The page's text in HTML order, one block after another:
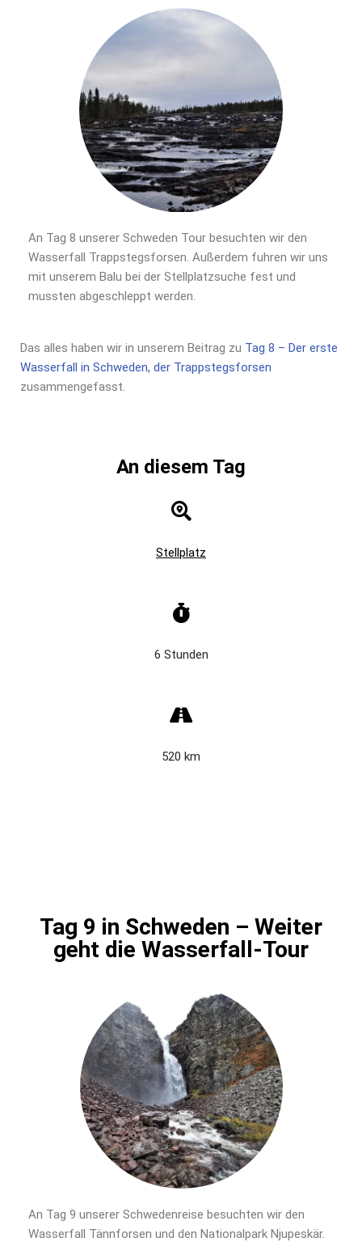
An Tag 8 unserer Schweden Tour besuchten wir den
Wasserfall Trappstegsforsen. Außerdem fuhren wir uns
mit unserem Balu bei der Stellplatzsuche fest und
mussten abgeschleppt werden.
Das alles haben wir in unserem Beitrag zu Tag 8 – Der erste
Wasserfall in Schweden, der Trappstegsforsen
zusammengefasst.
An diesem Tag
Stellplatz
6 Stunden
520 km
Tag 9 in Schweden – Weiter
geht die Wasserfall-Tour
An Tag 9 unserer Schwedenreise besuchten wir den
Wasserfall Tännforsen und den Nationalpark Njupeskär.